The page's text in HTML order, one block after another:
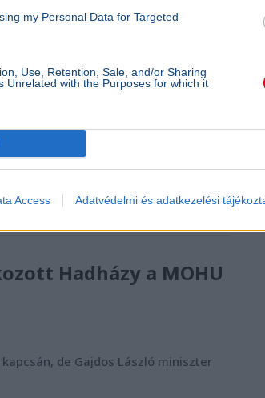
my Personal Data for Targeted
Use, Retention, Sale, and/or Sharing
Unrelated with the Purposes for which it
Access Adatvédelmi és adatkezelési
a korábbi külügyminiszter akár
Hadházy a MOHU
de Gajdos László miniszter